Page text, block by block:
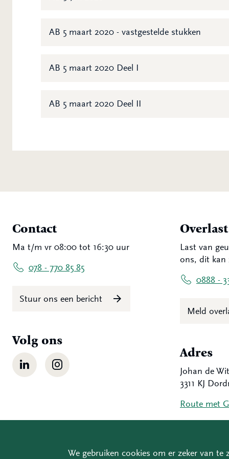
We gebruiken cookies om er zeker van
AB 5 maart 2020 - vastgestelde stukken
AB 5 maart 2020 Deel I
AB 5 maart 2020 Deel II
Contact
Ma t/m vr 08:00 tot 16:30 uur
078 - 770 85 85
Stuur ons een bericht
Volg ons
LinkedIn Instagram
Last van
ons, dit kan
0888 -
Meld
Adres
Johan de
3311 KJ
Route met